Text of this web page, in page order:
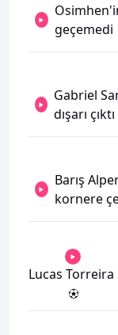
geçemedi
Gabriel
dışarı çıktı
Barış
kornere
Lucas Torreira